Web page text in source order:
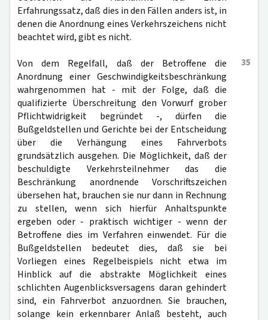
Erfahrungssatz, daß dies in den Fällen anders ist, in
denen die Anordnung eines Verkehrszeichens nicht
beachtet wird, gibt es nicht.
35
Von dem Regelfall, daß der Betroffene die
Anordnung einer Geschwindigkeitsbeschränkung
wahrgenommen hat - mit der Folge, daß die
qualifizierte Überschreitung den Vorwurf grober
Pflichtwidrigkeit begründet -, dürfen die
Bußgeldstellen und Gerichte bei der Entscheidung
über die Verhängung eines Fahrverbots
grundsätzlich ausgehen. Die Möglichkeit, daß der
beschuldigte Verkehrsteilnehmer das die
Beschränkung anordnende Vorschriftszeichen
übersehen hat, brauchen sie nur dann in Rechnung
zu stellen, wenn sich hierfür Anhaltspunkte
ergeben oder - praktisch wichtiger - wenn der
Betroffene dies im Verfahren einwendet. Für die
Bußgeldstellen bedeutet dies, daß sie bei
Vorliegen eines Regelbeispiels nicht etwa im
Hinblick auf die abstrakte Möglichkeit eines
schlichten Augenblicksversagens daran gehindert
sind, ein Fahrverbot anzuordnen. Sie brauchen,
solange kein erkennbarer Anlaß besteht, auch